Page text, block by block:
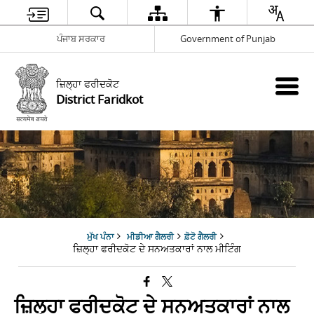
ਪੰਜਾਬ ਸਰਕਾਰ Government of Punjab
ਜ਼ਿਲ੍ਹਾ ਫਰੀਦਕੋਟ
District Faridkot
ਮੁੱਖ ਪੰਨਾ ਮੀਡੀਆ ਗੈਲਰੀ ਫ਼ੋਟੋ ਗੈਲਰੀ
ਜ਼ਿਲ੍ਹਾ ਫਰੀਦਕੋਟ ਦੇ ਸਨਅਤਕਾਰਾਂ ਨਾਲ ਮੀਟਿੰਗ
ਜ਼ਿਲ੍ਹਾ ਫਰੀਦਕੋਟ ਦੇ ਸਨਅਤਕਾਰਾਂ ਨਾਲ